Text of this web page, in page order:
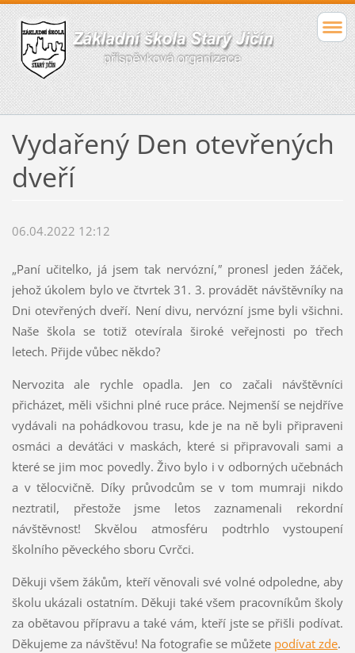
Vydařený Den otevřených
dveří
06.04.2022 12:12
„Paní učitelko, já jsem tak nervózní," pronesl jeden žáček,
jehož úkolem bylo ve čtvrtek 31. 3. provádět návštěvníky na
Dni otevřených dveří. Není divu, nervózní jsme byli všichni.
Naše škola se totiž otevírala široké veřejnosti po třech
letech. Přijde vůbec někdo?
Nervozita ale rychle opadla. Jen co začali návštěvníci
přicházet, měli všichni plné ruce práce. Nejmenší se nejdříve
vydávali na pohádkovou trasu, kde je na ně byli připraveni
osmáci a deváťáci v maskách, které si připravovali sami a
které se jim moc povedly. Živo bylo i v odborných učebnách
a v tělocvičně. Díky průvodcům se v tom mumraji nikdo
neztratil, přestože jsme letos zaznamenali rekordní
návštěvnost! Skvělou atmosféru podtrhlo vystoupení
školního pěveckého sboru Cvrčci.
Děkuji všem žákům, kteří věnovali své volné odpoledne, aby
školu ukázali ostatním. Děkuji také všem pracovníkům školy
za obětavou přípravu a také vám, kteří jste se přišli podívat.
Děkujeme za návštěvu! Na fotografie se můžete podívat zde.